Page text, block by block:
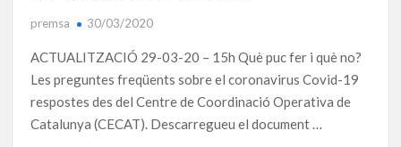
premsa 30/03/2020
ACTUALITZACIÓ 29-03-20 – 15h Què puc fer i què no?
Les preguntes freqüents sobre el coronavirus Covid-19
respostes des del Centre de Coordinació Operativa de
Catalunya (CECAT). Descarregueu el document …